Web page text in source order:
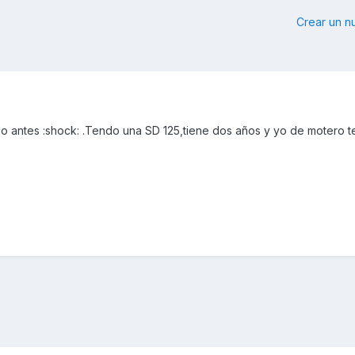
Crear un
antes :shock: .Tendo una SD 125,tiene dos años y yo de motero